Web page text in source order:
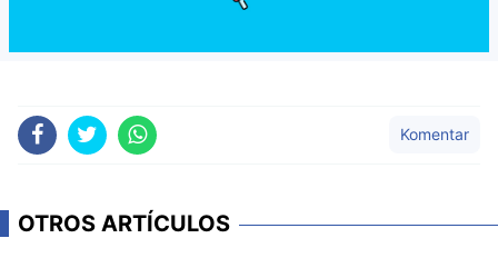
Komentar
OTROS ARTÍCULOS